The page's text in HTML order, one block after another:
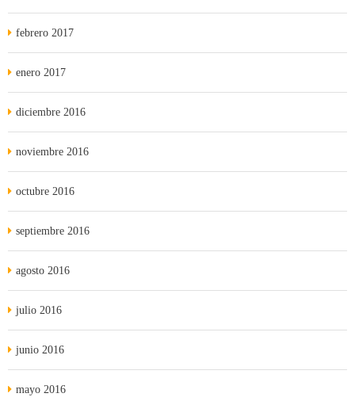
febrero 2017
enero 2017
diciembre 2016
noviembre 2016
octubre 2016
septiembre 2016
agosto 2016
julio 2016
junio 2016
mayo 2016